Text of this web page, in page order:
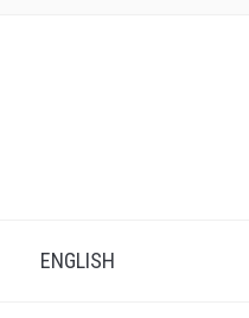
ENGLISH